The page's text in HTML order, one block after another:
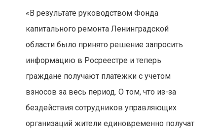
«В результате руководством Фонда
капитального ремонта Ленинградской
области было принято решение запросить
информацию в Росреестре и теперь
граждане получают платежки с учетом
взносов за весь период. О том, что из-за
бездействия сотрудников управляющих
организаций жители единовременно получат